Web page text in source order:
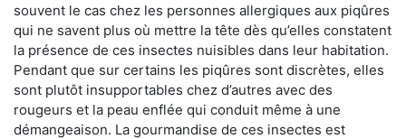
souvent le cas chez les personnes allergiques aux piqûres
qui ne savent plus où mettre la tête dès qu’elles constatent
la présence de ces insectes nuisibles dans leur habitation.
Pendant que sur certains les piqûres sont discrètes, elles
sont plutôt insupportables chez d’autres avec des
rougeurs et la peau enflée qui conduit même à une
démangeaison. La gourmandise de ces insectes est